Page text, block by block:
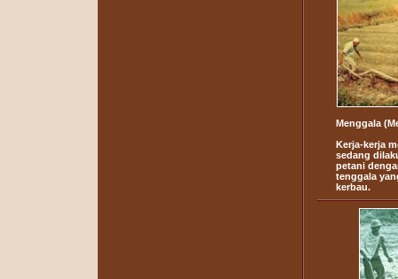
Menggala
Kerja-kerja
sedang
petani
tenggala
kerbau.